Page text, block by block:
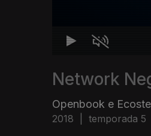
Network
Openbook e
2018
temporada 5